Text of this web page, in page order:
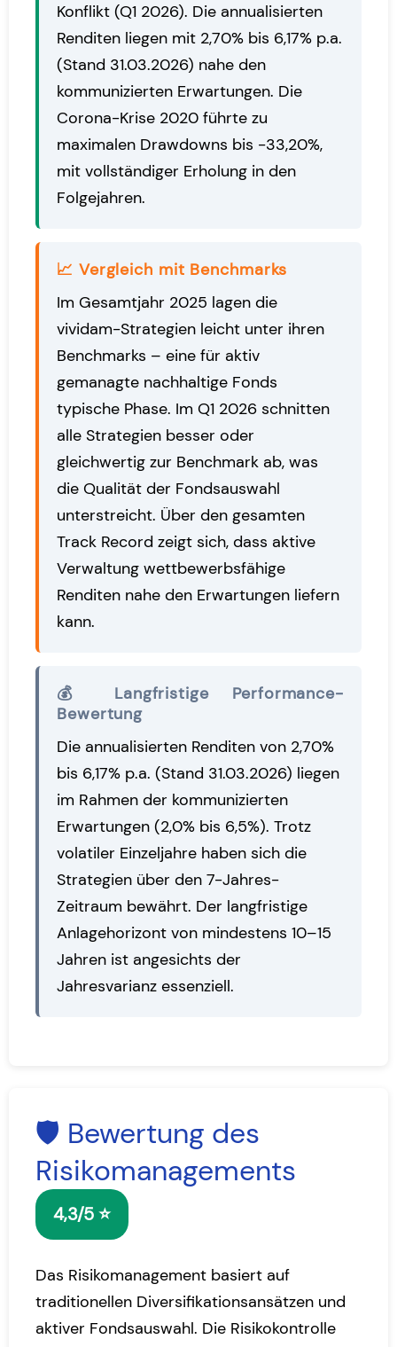
Konflikt (Q1 2026). Die annualisierten
Renditen liegen mit 2,70% bis 6,17% p.a.
(Stand 31.03.2026) nahe den
kommunizierten Erwartungen. Die
Corona-Krise 2020 führte zu
maximalen Drawdowns bis -33,20%,
mit vollständiger Erholung in den
Folgejahren.
📈 Vergleich mit Benchmarks
Im Gesamtjahr 2025 lagen die
vividam-Strategien leicht unter ihren
Benchmarks – eine für aktiv
gemanagte nachhaltige Fonds
typische Phase. Im Q1 2026 schnitten
alle Strategien besser oder
gleichwertig zur Benchmark ab, was
die Qualität der Fondsauswahl
unterstreicht. Über den gesamten
Track Record zeigt sich, dass aktive
Verwaltung wettbewerbsfähige
Renditen nahe den Erwartungen liefern
kann.
💰 Langfristige Performance-
Bewertung
Die annualisierten Renditen von 2,70%
bis 6,17% p.a. (Stand 31.03.2026) liegen
im Rahmen der kommunizierten
Erwartungen (2,0% bis 6,5%). Trotz
volatiler Einzeljahre haben sich die
Strategien über den 7-Jahres-
Zeitraum bewährt. Der langfristige
Anlagehorizont von mindestens 10–15
Jahren ist angesichts der
Jahresvarianz essenziell.
🛡️ Bewertung des
Risikomanagements
4,3/5 ⭐
Das Risikomanagement basiert auf
traditionellen Diversifikationsansätzen und
aktiver Fondsauswahl. Die Risikokontrolle